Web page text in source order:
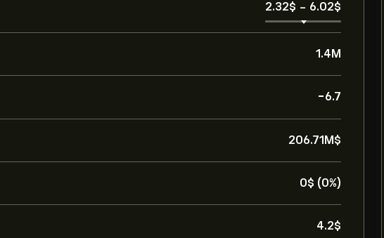
2.32‎$‎ - 6.02‎$‎
1.4M
-6.7
206.71M‎$‎
0‎$‎ (0%)
4.2‎$‎